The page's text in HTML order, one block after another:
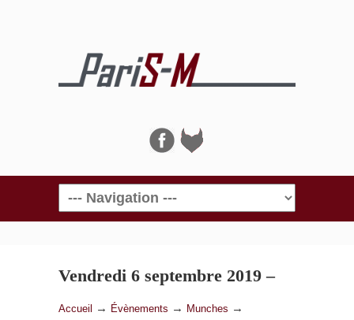
Navigation
Vendredi 6 septembre 2019 –
Munch Apé’rencontre n°86
Accueil → Évènements → Munches →